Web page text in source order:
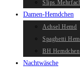
Slips
Damen-Hemdchen
Achsel Hemd
Spaghetti
BH Hemdchen
Nachtwäsche